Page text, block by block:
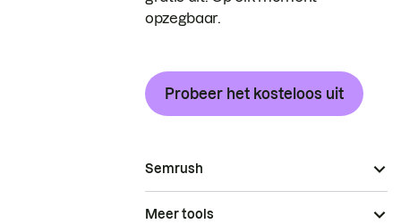
opzegbaar.
Probeer het kosteloos uit
Semrush
Meer tools